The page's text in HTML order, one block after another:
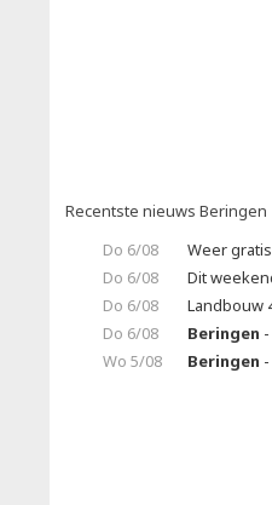
Recentste nieuws Beringen
Do 6/08
Weer
Do 6/08
Dit
Do 6/08
Landbouw
Do 6/08
Beringen
Wo 5/08
Beringen